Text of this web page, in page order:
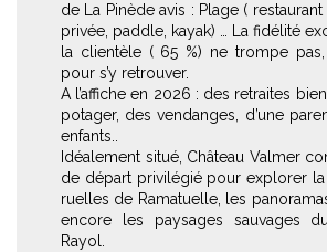
de La Pinède avis : Plage (
privée, paddle, kayak) … La fidélité
la clientèle ( 65 %) ne trompe
pour s’y retrouver.
A l’affiche en 2026 : des retraites
potager, des vendanges, d’une
enfants..
Idéalement situé, Château Valmer
de départ privilégié pour explorer la
ruelles de Ramatuelle, les
encore les paysages sauvages
Rayol.